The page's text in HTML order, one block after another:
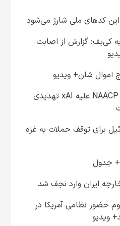
کی‌یف؛ گزارش از اصابت
اموال شان+ ویدیو
وزارت دادگستری آمریکا: شکایت NAACP علیه xAI تهدیدی
برای توقف حملات به غزه
ایران وارد نجف شد
حضور نظامی آمریکا در
ویدیو